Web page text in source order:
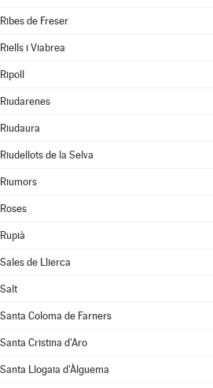
Ribes de Freser
Riells i Viabrea
Ripoll
Riudarenes
Riudaura
Riudellots de la Selva
Riumors
Roses
Rupià
Sales de Llierca
Salt
Santa Coloma de Farners
Santa Cristina d'Aro
Santa Llogaia d'Àlguema